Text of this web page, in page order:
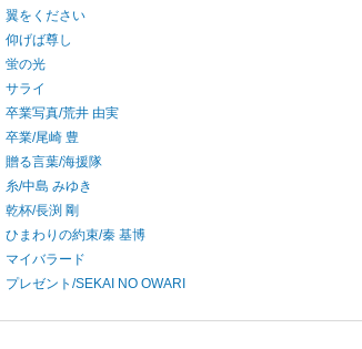
翼をください
仰げば尊し
蛍の光
サライ
卒業写真/荒井 由実
卒業/尾崎 豊
贈る言葉/海援隊
糸/中島 みゆき
乾杯/長渕 剛
ひまわりの約束/秦 基博
マイバラード
プレゼント/SEKAI NO OWARI